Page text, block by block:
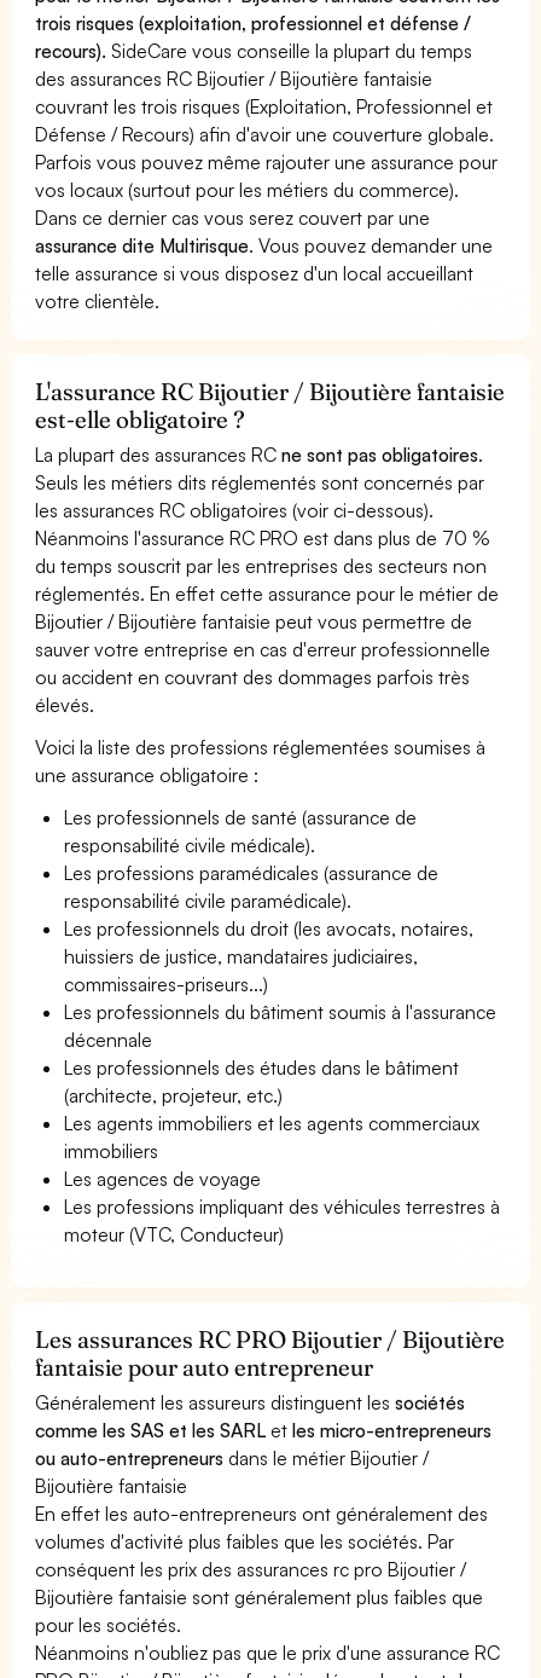
trois risques (exploitation, professionnel et défense /
recours). SideCare vous conseille la plupart du temps
des assurances RC Bijoutier / Bijoutière fantaisie
couvrant les trois risques (Exploitation, Professionnel et
Défense / Recours) afin d'avoir une couverture globale.
Parfois vous pouvez même rajouter une assurance pour
vos locaux (surtout pour les métiers du commerce).
Dans ce dernier cas vous serez couvert par une
assurance dite Multirisque. Vous pouvez demander une
telle assurance si vous disposez d'un local accueillant
votre clientèle.
L'assurance RC Bijoutier / Bijoutière fantaisie
est-elle obligatoire ?
La plupart des assurances RCne sont pas obligatoires.
Seuls les métiers dits réglementés sont concernés par
les assurances RC obligatoires (voir ci-dessous).
Néanmoins l'assurance RC PRO est dans plus de 70 %
du temps souscrit par les entreprises des secteurs non
réglementés. En effet cette assurance pour le métier de
Bijoutier / Bijoutière fantaisie peut vous permettre de
sauver votre entreprise en cas d'erreur professionnelle
ou accident en couvrant des dommages parfois très
élevés.
Voici la liste des professions réglementées soumises à
une assurance obligatoire :
Les professionnels de santé (assurance de
responsabilité civile médicale).
Les professions paramédicales (assurance de
responsabilité civile paramédicale).
Les professionnels du droit (les avocats, notaires,
huissiers de justice, mandataires judiciaires,
commissaires-priseurs...)
Les professionnels du bâtiment soumis à l'assurance
décennale
Les professionnels des études dans le bâtiment
(architecte, projeteur, etc.)
Les agents immobiliers et les agents commerciaux
immobiliers
Les agences de voyage
Les professions impliquant des véhicules terrestres à
moteur (VTC, Conducteur)
Les assurances RC PRO Bijoutier / Bijoutière
fantaisie pour auto entrepreneur
Généralement les assureurs distinguent lessociétés
comme les SAS et les SARL etles micro-entrepreneurs
ou auto-entrepreneurs dans le métier Bijoutier /
Bijoutière fantaisie
En effet les auto-entrepreneurs ont généralement des
volumes d'activité plus faibles que les sociétés. Par
conséquent les prix des assurances rc pro Bijoutier /
Bijoutière fantaisie sont généralement plus faibles que
pour les sociétés.
Néanmoins n'oubliez pas que le prix d'une assurance RC